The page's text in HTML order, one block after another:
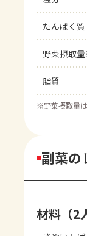
たんぱく質
野菜摂取
脂質
※野菜摂取量
副菜の
材料（2